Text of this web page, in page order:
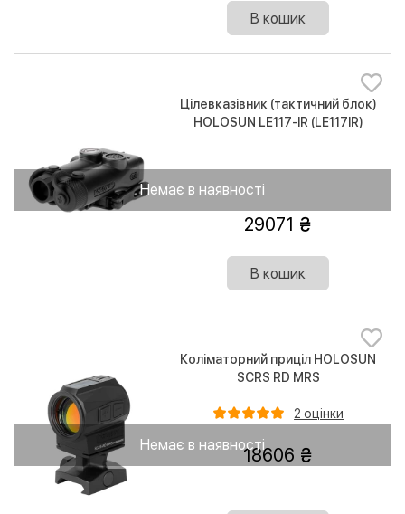
В кошик
Немає в наявності
Цілевказівник (тактичний блок)
HOLOSUN LE117-IR (LE117IR)
29071
В кошик
Немає в наявності
Коліматорний приціл HOLOSUN
SCRS RD MRS
2 оцінки
18606